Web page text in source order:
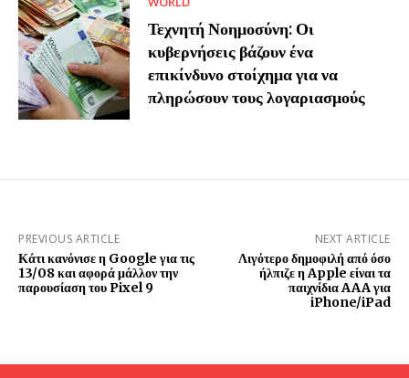
Τεχνητή Νοημοσύνη: Οι
κυβερνήσεις βάζουν ένα
επικίνδυνο στοίχημα για να
πληρώσουν τους λογαριασμούς
PREVIOUS ARTICLE
Κάτι κανόνισε η Google για τις
13/08 και αφορά μάλλον την
παρουσίαση του Pixel 9
NEXT ARTICLE
Λιγότερο δημοφιλή από όσο
ήλπιζε η Apple είναι τα
παιχνίδια AAA για
iPhone/iPad